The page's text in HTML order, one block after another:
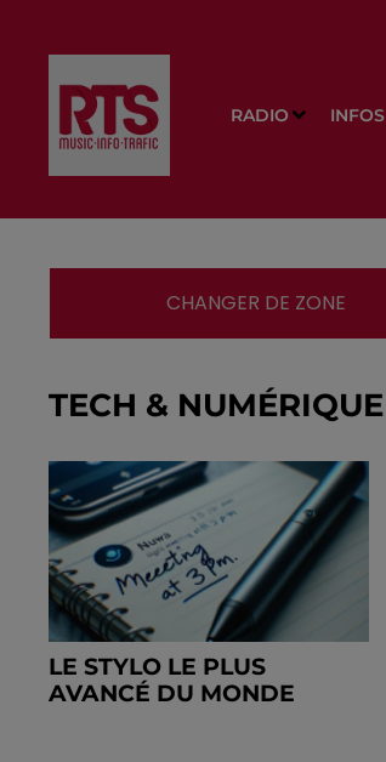
RADIO INFOS
CHANGER DE ZONE
TECH & NUMÉRIQUE
LE STYLO LE PLUS
AVANCÉ DU MONDE